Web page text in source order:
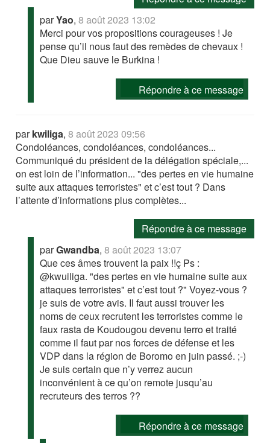
parYao,8 août 2023 13:02
Merci pour vos propositions courageuses ! Je
pense qu’il nous faut des remèdes de chevaux !
Que Dieu sauve le Burkina !
Répondre à ce message
parkwiliga,8 août 2023 09:56
Condoléances, condoléances, condoléances...
Communiqué du président de la délégation spéciale,...
on est loin de l’information... "des pertes en vie humaine
suite aux attaques terroristes" et c’est tout ? Dans
l’attente d’informations plus complètes...
Répondre à ce message
parGwandba,8 août 2023 13:07
Que ces âmes trouvent la paix !!ç Ps :
@kwuiliga. "des pertes en vie humaine suite aux
attaques terroristes" et c’est tout ?" Voyez-vous ?
je suis de votre avis. Il faut aussi trouver les
noms de ceux recrutent les terroristes comme le
faux rasta de Koudougou devenu terro et traité
comme il faut par nos forces de défense et les
VDP dans la région de Boromo en juin passé. ;-)
Je suis certain que n’y verrez aucun
inconvénient à ce qu’on remote jusqu’au
recruteurs des terros ??
Répondre à ce message